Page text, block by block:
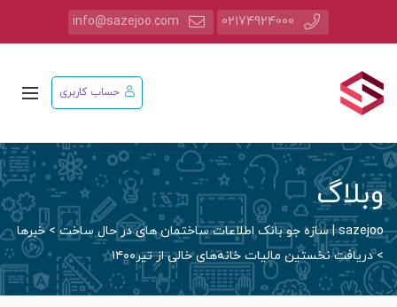
02174924000
info@sazejoo.com
حساب کاربری
وبلاگ
sazejoo | سازه جو بانک اطلاعات ساختمان های در حال ساخت >خبرها
>دریافت نخستین مالیات خانه‌های خالی از تیر۱۴۰۰